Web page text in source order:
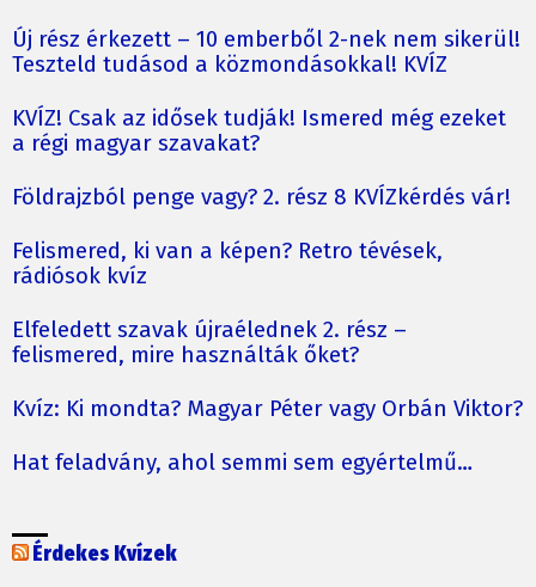
Új rész érkezett – 10 emberből 2-nek nem sikerül!
Teszteld tudásod a közmondásokkal! KVÍZ
KVÍZ! Csak az idősek tudják! Ismered még ezeket
a régi magyar szavakat?
Földrajzból penge vagy? 2. rész 8 KVÍZkérdés vár!
Felismered, ki van a képen? Retro tévések,
rádiósok kvíz
Elfeledett szavak újraélednek 2. rész –
felismered, mire használták őket?
Kvíz: Ki mondta? Magyar Péter vagy Orbán Viktor?
Hat feladvány, ahol semmi sem egyértelmű…
Érdekes Kvízek